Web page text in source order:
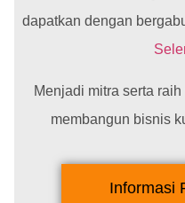
dapatkan dengan
Menjadi mitra serta
membangun bisnis
Informasi